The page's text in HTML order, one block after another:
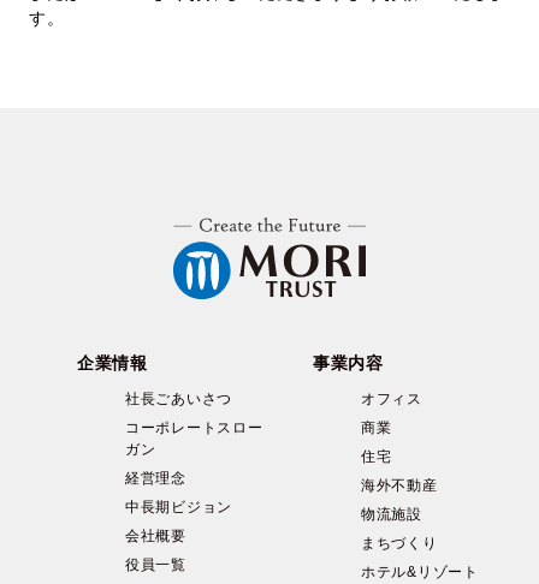
す。
企業情報
社長ごあいさつ
コーポレートスロー
ガン
経営理念
中長期ビジョン
会社概要
役員一覧
事業内容
オフィス
商業
住宅
海外不動産
物流施設
まちづくり
ホテル&リゾート